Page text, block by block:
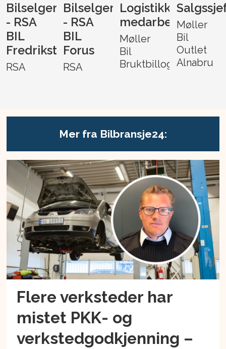
Bilselger
- RSA
BIL
Fredrikstad
RSA
Bilselger
- RSA
BIL
Forus
RSA
Logistikk-
medarbeider
Møller
Bil
Bruktbillogistikk
Møller
Bil
Outlet
Alnabru
Mer fra Bilbransje24:
Flere verksteder har
mistet PKK- og
verkstedgodkjenning –